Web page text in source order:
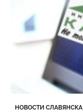
Категория
НОВОСТИ СЛАВЯНСКА
Дата публикации